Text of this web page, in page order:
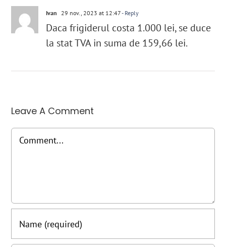
Ivan 29 nov., 2023 at 12:47- Reply
Daca frigiderul costa 1.000 lei, se duce
la stat TVA in suma de 159,66 lei.
Leave A Comment
Comment